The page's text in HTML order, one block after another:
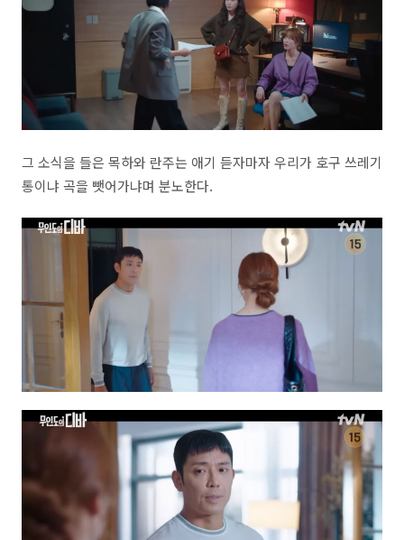
그 소식을 들은 목하와 란주는 애기 듣자마자 우리가 호구 쓰레기
통이냐 곡을 뺏어가냐며 분노한다.